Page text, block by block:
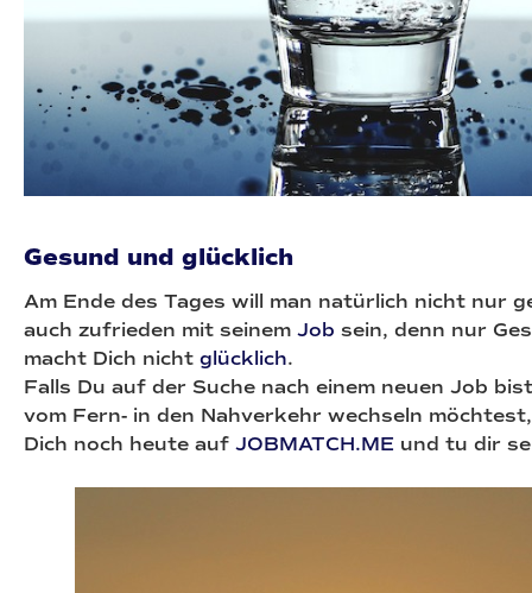
Gesund und glücklich
Am Ende des Tages will man natürlich nicht nur
auch zufrieden mit seinem Job sein, denn nur
macht Dich nicht glücklich.
Falls Du auf der Suche nach einem neuen Job
vom Fern- in den Nahverkehr wechseln
Dich noch heute auf JOBMATCH.ME und tu dir